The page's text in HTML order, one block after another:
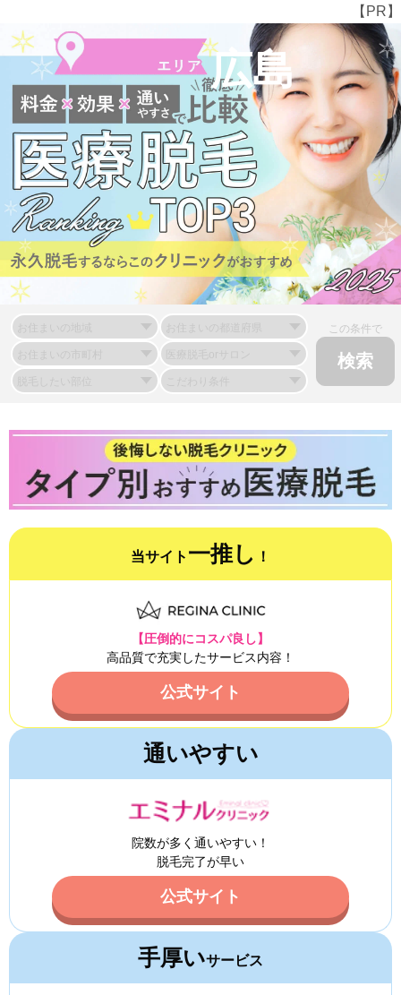
【PR】
広島
この条件で
当サイト 一推し ！
【圧倒的にコスパ良し】
高品質で充実したサービス内容！
公式サイト
通いやすい
院数が多く通いやすい！
脱毛完了が早い
公式サイト
手厚いサービス